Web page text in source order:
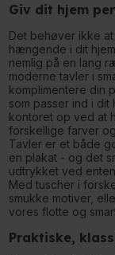
Giv dit hjem
Det behøver ikke
hængende i dit
nemlig på en lang
moderne tavler i
komplimentere din
som passer ind i dit
kontoret op ved at
forskellige farver
Tavler er et både
en plakat - og det
udtrykket ved
Med tuscher i
smukke motiver,
vores flotte og
Praktiske,